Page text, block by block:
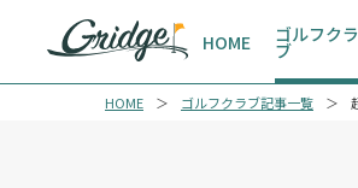
HOME ゴルフクラ
ブ
HOME ゴルフクラブ記事一覧